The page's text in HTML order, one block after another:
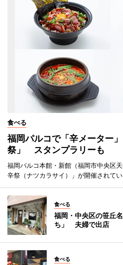
食べる
福岡パルコで「辛メーター
祭」 スタンプラリーも
福岡パルコ本館・新館（福岡市中央区
辛祭（ナツカラサイ）」が開催されてい
食べる
福岡・中央区の笹丘
ち」 夫婦で出店
食べる